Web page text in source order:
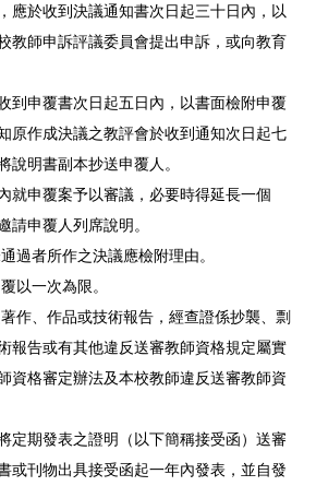
應於收到決議通知書次日起三十日內，以
教師申訴評議委員會提出申訴，或向教育
到申覆書次日起五日內，以書面檢附申覆
原作成決議之教評會於收到通知次日起七
說明書副本抄送申覆人。
就申覆案予以審議，必要時得延長一個
請申覆人列席說明。
過者所作之決議應檢附理由。
以一次為限。
作、作品或技術報告，經查證係抄襲、剽
報告或有其他違反送審教師資格規定屬實
資格審定辦法及本校教師違反送審教師資
定期發表之證明（以下簡稱接受函）送審
或刊物出具接受函起一年內發表，並自發